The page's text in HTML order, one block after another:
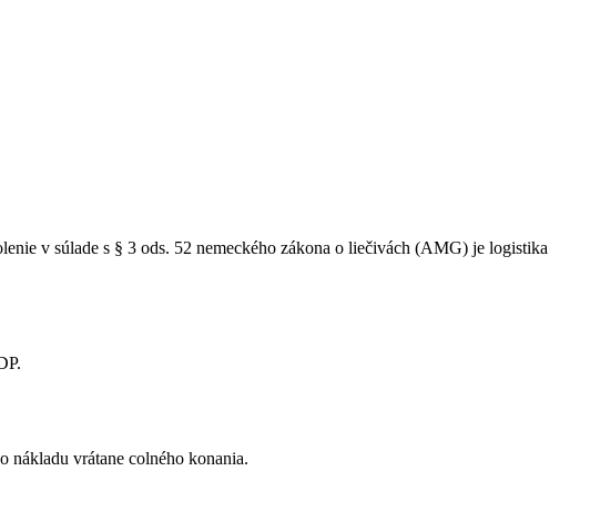
v súlade s § 3 ods. 52 nemeckého zákona o liečivách (AMG) je logistika
nákladu vrátane colného konania.